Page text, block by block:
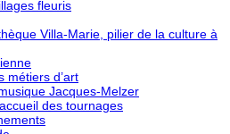
fleuris
Villa-Marie, pilier de la culture à
métiers d’art
Jacques-Melzer
des tournages